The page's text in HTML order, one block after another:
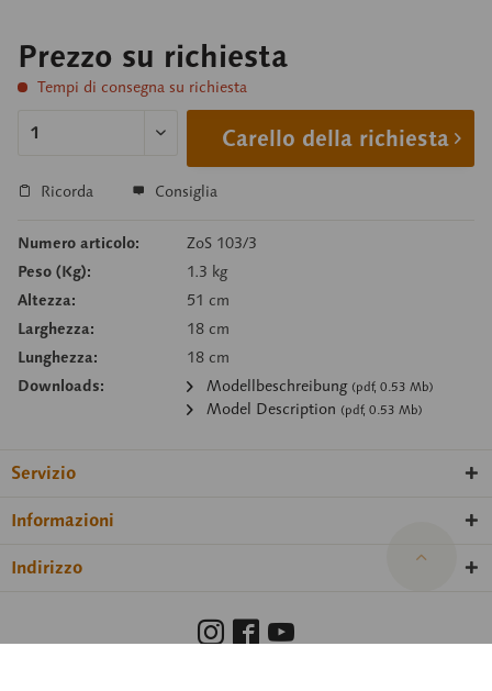
Prezzo su richiesta
Tempi di consegna su richiesta
Carello della richiesta
Ricorda Consiglia
Numero articolo:
ZoS 103/3
Peso (Kg):
1.3 kg
Altezza:
51 cm
Larghezza:
18 cm
Lunghezza:
18 cm
Downloads:
Modellbeschreibung (pdf, 0.53 Mb)
Model Description (pdf, 0.53 Mb)
Servizio
Informazioni
Indirizzo